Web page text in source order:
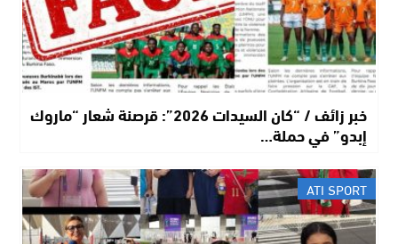
خبر زائف / “كان السيدات 2026”: قرصنة شعار “ماروك
إبدو” في حملة…
ATI SPORT